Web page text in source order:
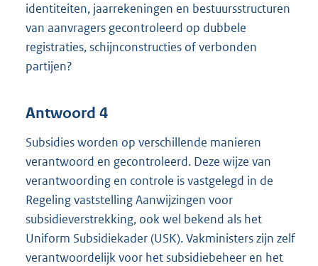
identiteiten, jaarrekeningen en bestuursstructuren
van aanvragers gecontroleerd op dubbele
registraties, schijnconstructies of verbonden
partijen?
Antwoord 4
Subsidies worden op verschillende manieren
verantwoord en gecontroleerd. Deze wijze van
verantwoording en controle is vastgelegd in de
Regeling vaststelling Aanwijzingen voor
subsidieverstrekking, ook wel bekend als het
Uniform Subsidiekader (USK). Vakministers zijn zelf
verantwoordelijk voor het subsidiebeheer en het